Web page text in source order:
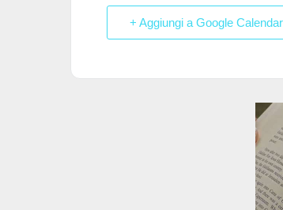
o
k
p
+ Aggiungi a Google Calendar